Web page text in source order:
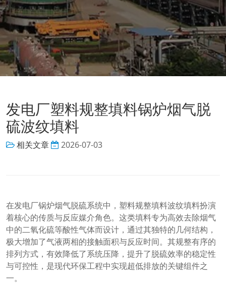
发电厂塑料规整填料锅炉烟气脱
硫波纹填料
相关文章 2026-07-03
在发电厂锅炉烟气脱硫系统中，塑料规整填料波纹填料扮演
着核心的传质与反应媒介角色。这类填料专为高效去除烟气
中的二氧化硫等酸性气体而设计，通过其独特的几何结构，
极大增加了气液两相的接触面积与反应时间。其规整有序的
排列方式，有效降低了系统压降，提升了脱硫效率的稳定性
与可控性，是现代环保工程中实现超低排放的关键组件之
一。